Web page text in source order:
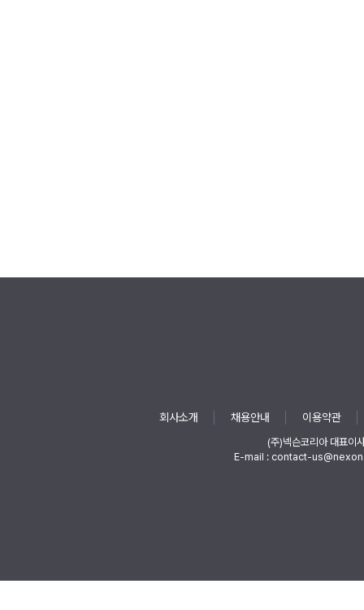
회사소개 채용안내 이용약관
(주)넥슨코리아 대표이
E-mail : contact-